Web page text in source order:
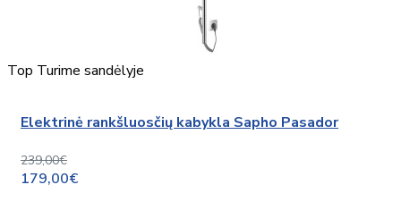
Top Turime sandėlyje
Elektrinė rankšluosčių kabykla Sapho Pasador
239,00€
179,00€